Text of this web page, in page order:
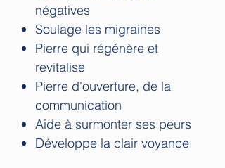
négatives
Soulage les migraines
Pierre qui régénère et
revitalise
Pierre d'ouverture, de la
communication
Aide à surmonter ses peurs
Développe la clair voyance